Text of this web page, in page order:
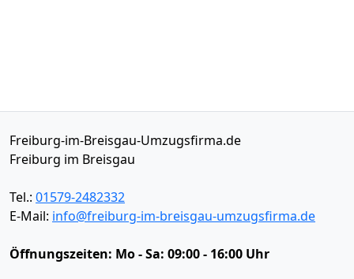
Freiburg-im-Breisgau-Umzugsfirma.de
Freiburg im Breisgau
Tel.: 01579-2482332
E-Mail: info@freiburg-im-breisgau-umzugsfirma.de
Öffnungszeiten: Mo - Sa: 09:00 - 16:00 Uhr